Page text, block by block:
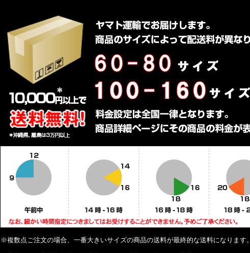
※複数点ご注文の場合、一番大きいサイズの商品の送料が最終的な送料になります。